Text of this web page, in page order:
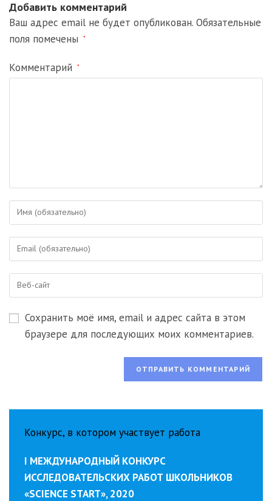
Добавить комментарий
Ваш адрес email не будет опубликован. Обязательные
поля помечены
*
Комментарий *
Введите
или
имя
пользователя,
чтобы
прокомментировать
Введите
адрес,
чтобы
Введите
веб-
сайта
Сохранить моё имя, email и адрес сайта в этом
браузере для последующих моих комментариев.
Конкурс, в котором участвует работа
I МЕЖДУНАРОДНЫЙ КОНКУРС
ИССЛЕДОВАТЕЛЬСКИХ РАБОТ ШКОЛЬНИКОВ
«SCIENCE START», 2020